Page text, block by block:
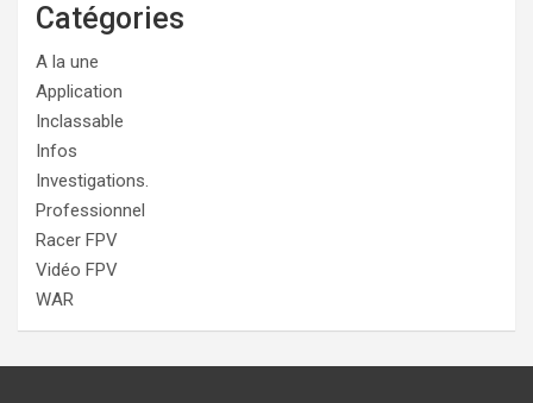
Catégories
A la une
Application
Inclassable
Infos
Investigations.
Professionnel
Racer FPV
Vidéo FPV
WAR